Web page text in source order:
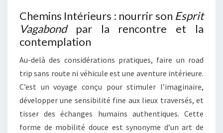
Chemins Intérieurs : nourrir son Esprit
Vagabondpar la rencontre et la
contemplation
Au-delà des considérations pratiques, faire un road
trip sans route ni véhicule est une aventure intérieure.
C’est un voyage conçu pour stimuler l’imaginaire,
développer une sensibilité fine aux lieux traversés, et
tisser des échanges humains authentiques. Cette
forme de mobilité douce est synonyme d’un art de